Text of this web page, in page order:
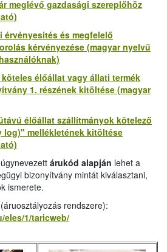
meglévő gazdasági szereplőhöz
érvényesítés és megfelelő
kérvényezése (magyar nyelvű
élőállat vagy állati termék
1. részének kitöltése (magyar
élőállat szállítmányok kötelező
log)" mellékletének kitöltése
árukód alapján lehet a
bizonyítvány mintát kiválasztani,
ismerete.
rendszere):
eles/1/taricweb/